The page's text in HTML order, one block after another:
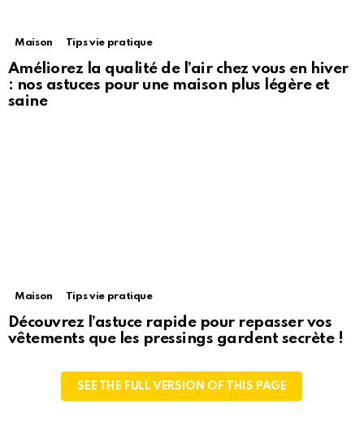
Maison Tips vie pratique
Améliorez la qualité de l’air chez vous en hiver
: nos astuces pour une maison plus légère et
saine
Maison Tips vie pratique
Découvrez l’astuce rapide pour repasser vos
vêtements que les pressings gardent secrète !
SEE THE FULL VERSION OF THIS PAGE